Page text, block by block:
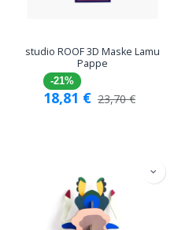
studio ROOF 3D Maske Lamu
Pappe
-21%
18,81 € 23,70€